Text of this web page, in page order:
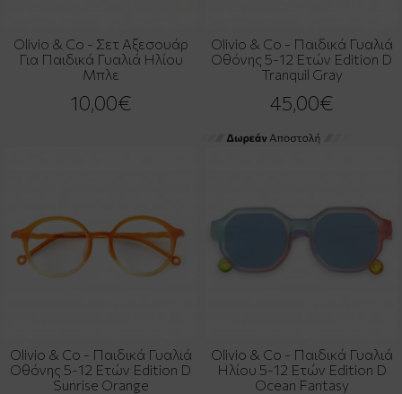
Olivio & Co - Σετ Αξεσουάρ
Για Παιδικά Γυαλιά Ηλίου
Μπλε
10,00€
Olivio & Co - Παιδικά Γυαλιά
Οθόνης 5-12 Ετών Edition D
Tranquil Gray
45,00€
Olivio & Co - Παιδικά Γυαλιά
Οθόνης 5-12 Ετών Edition D
Sunrise Orange
Olivio & Co - Παιδικά Γυαλιά
Ηλίου 5-12 Ετών Edition D
Ocean Fantasy